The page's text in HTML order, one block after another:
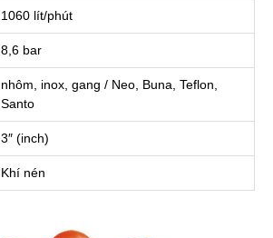
1060 lít/phút
8,6 bar
nhôm, inox, gang / Neo, Buna, Teflon,
Santo
3″ (inch)
Khí nén